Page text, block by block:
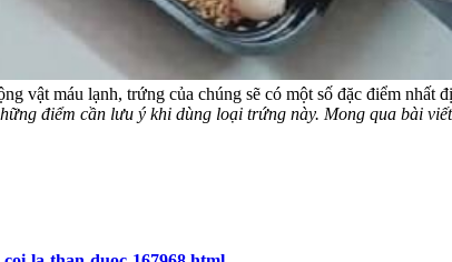
vật máu lạnh, trứng của chúng sẽ có một số đặc điểm
điểm cần lưu ý khi dùng loại trứng này. Mong qua bài